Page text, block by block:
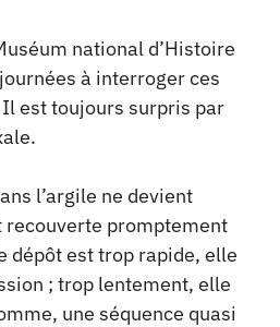
national d’Histoire
à interroger ces
est toujours surpris par
l’argile ne devient
recouverte promptement
dépôt est trop rapide, elle
; trop lentement, elle
une séquence quasi